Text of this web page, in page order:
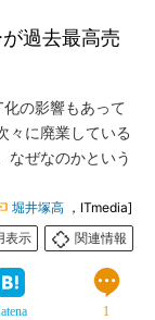
過去最高売
の影響もあって
々に廃業している
なぜなのかという
堀井塚高 ，ITmedia]
表示
関連情報
1